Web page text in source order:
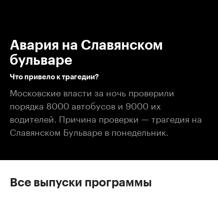
Авария на Славянском
бульваре
Что привело к трагедии?
Московские власти за ночь проверили
порядка 8000 автобусов и 9000 их
водителей. Причина проверки — трагедия на
Славянском Бульваре в понедельник.
Все выпуски программы